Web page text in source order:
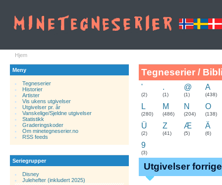
Hjem
Meny
Tegneserier
Historier.
Artister
Vis ukens utgivelser
Utgivelser pr. år
Vanskelige/Sjeldne utgivelser
Statistikk
Graderingskoder
Om minetegneserier.no
RSS feeds
Seriegrupper
Disney
Julehefter (inkludert 2025)
Tegneserier /
'
(2)
.
(1)
@
(1)
A
(438)
L
(280)
M
(486)
N
(204)
O
(138)
Ü
(2)
Z
(41)
Æ
(5)
Ä
(6)
9
(3)
Utgivelser